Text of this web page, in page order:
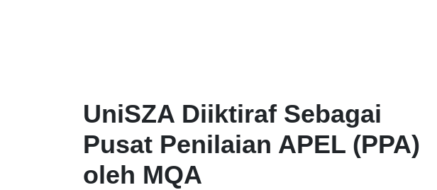
UniSZA Diiktiraf Sebagai
Pusat Penilaian APEL (PPA)
oleh MQA